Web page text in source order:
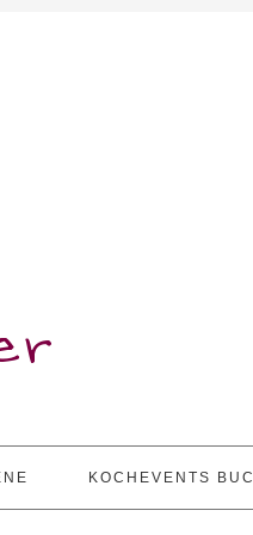
KOCHEVENTS